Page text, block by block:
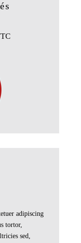
adipiscing
tortor,
sed,